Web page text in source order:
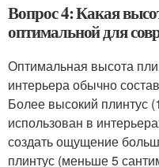
Вопрос 4: Какая
оптимальной для
Оптимальная высота
интерьера обычно
Более высокий плинтус
использован в
создать ощущение
плинтус (меньше 5